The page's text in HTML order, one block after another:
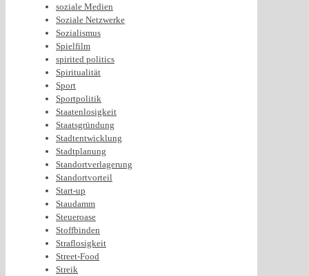
soziale Medien
Soziale Netzwerke
Sozialismus
Spielfilm
spirited politics
Spiritualität
Sport
Sportpolitik
Staatenlosigkeit
Staatsgründung
Stadtentwicklung
Stadtplanung
Standortverlagerung
Standortvorteil
Start-up
Staudamm
Steueroase
Stoffbinden
Straflosigkeit
Street-Food
Streik